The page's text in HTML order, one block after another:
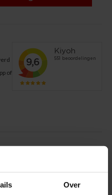
Over
of
uniform is geschikt voor zowel
uit 100% 12oz-katoen, is ook